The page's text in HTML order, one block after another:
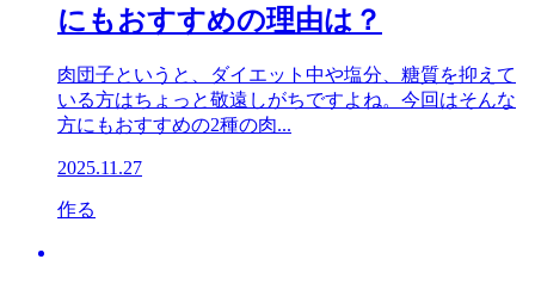
にもおすすめの理由は？
肉団子というと、ダイエット中や塩分、糖質を抑えて
いる方はちょっと敬遠しがちですよね。今回はそんな
方にもおすすめの2種の肉...
2025.11.27
作る